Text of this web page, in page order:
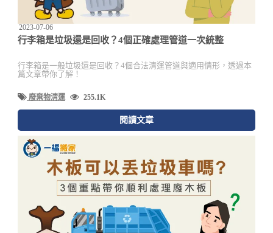
2023-07-06
行李箱是垃圾還是回收？4個正確處理管道一次統整
行李箱是一般垃圾還是回收？4個合法清運管道與適用情形，透過本
篇文章帶你了解！
廢棄物清運 255.1K
閱讀文章